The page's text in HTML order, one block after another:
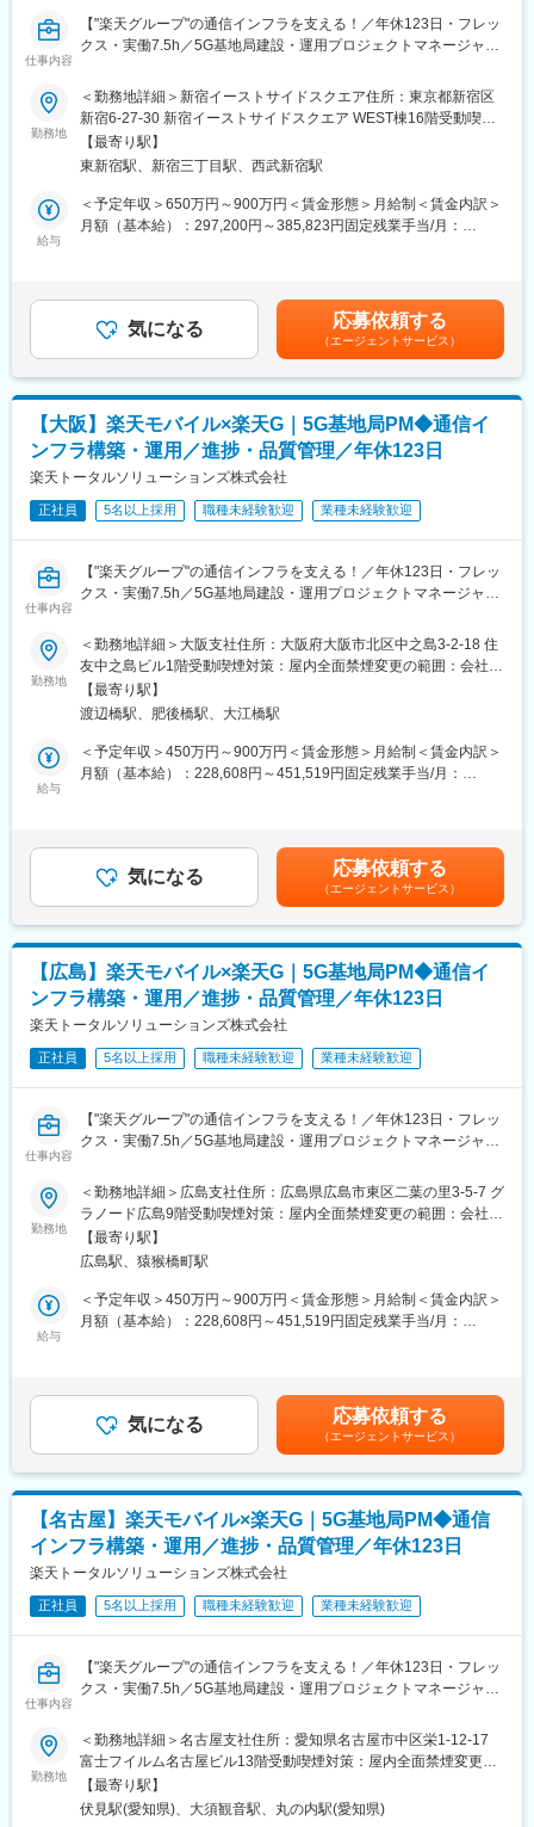
コミュニケーション重視の明るい社風も魅力です。
◇最先端技術に携われる：5G・次世代インフラ構築など、国内で
も希少な大規模プロジェクトを経験可能
の「つながる」を支える重要インフラに貢献
◇キャリアアップ環境：急成長フェーズの楽天モバイルを支える
中核部署で、PMとしてスキル強化が可能
◇柔軟な働き方：年休123日、フレックス制度、実働7.5時間でワ
■採用背景：
■当社について：
当社は2023年2月に設立された楽天グループ100％出資の新会社
で、グループ内外の事業に対し、戦略立案から業務実行、運営、
DX支援までを一手に担う、シェアードサービス＆コンサルティン
グ企業です。
楽天モバイルをはじめとした複数の事業を最前線で支えていま
す。
変更の範囲：会社の定める業務
仕事内容
【"楽天グループ"の通信インフラを支える！／年休123日・フレッ
クス・実働7.5h／5G基地局建設・運用プロジェクトマネージャー
楽天モバイルは楽天グループの新規事業として通信業界に参入
し、2025年12月時点で契約数1000万回線を突破。革新的な通信
サービスを適正価格で提供し、日本の通信インフラに変革をもた
らしています。
その成長を支えるのが、楽天トータルソリューションズ（RTS）
の基地局事業部。「基地局を建てる」だけでなく、未来の通信体
験をデザインし社会へ貢献することをミッションとしています。
担当し、日本全国の通信インフラ構築を推進いただきます。
■具体的には：
・プロジェクト課題の早期発見・解決、プロセス改善
・関連ドキュメントのレビュー、品質向上に向けた業務改善
・稼働中基地局の運用・保守サポート
■このポジションの魅力：
も希少な大規模プロジェクトを経験可能
◇社会貢献性の高い仕事：生活・ビジネス・災害対策など、全国
◇キャリアアップ環境：急成長フェーズの楽天モバイルを支える
中核部署で、PMとしてスキル強化が可能
◇柔軟な働き方：年休123日、フレックス制度、実働7.5時間でワ
ークライフバランスも両立
■採用背景：
全国規模での通信カバレッジ拡大とネットワーク品質向上を加速
当社は2023年2月に設立された楽天グループ100％出資の新会社
で、グループ内外の事業に対し、戦略立案から業務実行、運営、
DX支援までを一手に担う、シェアードサービス＆コンサルティン
グ企業です。
楽天モバイルをはじめとした複数の事業を最前線で支えていま
す。
変更の範囲：会社の定める業務
勤務地
＜勤務地詳細＞新宿イーストサイドスクエア住所：東京都新宿区
新宿6-27-30 新宿イーストサイドスクエア WEST棟16階受動喫煙
対策：屋内喫煙可能場所あり変更の範囲：会社の定める事業所
【最寄り駅】
東新宿駅、新宿三丁目駅、西武新宿駅
給与
＜予定年収＞650万円～900万円＜賃金形態＞月給制＜賃金内訳＞
月額（基本給）：297,200円～385,823円固定残業手当/月：
想定年収は目安であり、ご経験・スキルに応じて上下する可能性
があります。賃金はあくまでも目安の金額であり、選考を通じて
上下する可能性があります。月給(月額)は固定手当を含めた表記で
す。
気になる 応募依頼する
（エージェントサービス）
【大阪】楽天モバイル×楽天G｜5G基地局PM◆通信イ
ンフラ構築・運用／進捗・品質管理／年休123日
楽天トータルソリューションズ株式会社
正社員 5名以上採用 職種未経験歓迎 業種未経験歓迎
仕事内容
【"楽天グループ"の通信インフラを支える！／年休123日・フレッ
クス・実働7.5h／5G基地局建設・運用プロジェクトマネージャー
楽天モバイルは楽天グループの新規事業として通信業界に参入
し、2025年12月時点で契約数1000万回線を突破。革新的な通信
サービスを適正価格で提供し、日本の通信インフラに変革をもた
らしています。
その成長を支えるのが、楽天トータルソリューションズの基地局
事業部。「基地局を建てる」だけでなく、未来の通信体験をデザ
インし社会へ貢献することをミッションとしています。
担当し、日本全国の通信インフラ構築を推進いただきます。
■具体的には：
・課題の早期発見・解決、プロジェクトの品質向上
・ドキュメント精査・プロセス改善
・稼働中基地局の運用・保守サポート
されます。
◇最先端技術に携われる：5G・次世代インフラ構築など、国内で
も希少な大規模プロジェクトを経験可能
の「つながる」を支える重要インフラに貢献
◇キャリアアップ環境：急成長フェーズの楽天モバイルを支える
中核部署で、PMとしてスキル強化が可能
◇柔軟な働き方：年休123日、フレックス制度、実働7.5時間でワ
■採用背景：
■当社について：
当社は2023年2月に設立された楽天グループ100％出資の新会社
で、グループ内外の事業に対し、戦略立案から業務実行、運営、
DX支援までを一手に担う、シェアードサービス＆コンサルティン
グ企業です。
楽天モバイルをはじめとした複数の事業を最前線で支えていま
す。
変更の範囲：会社の定める業務
勤務地
＜勤務地詳細＞大阪支社住所：大阪府大阪市北区中之島3-2-18 住
友中之島ビル1階受動喫煙対策：屋内全面禁煙変更の範囲：会社の
定める事業所
【最寄り駅】
渡辺橋駅、肥後橋駅、大江橋駅
給与
＜予定年収＞450万円～900万円＜賃金形態＞月給制＜賃金内訳＞
月額（基本給）：228,608円～451,519円固定残業手当/月：
想定年収は目安であり、経験者に関しては現職給与等も考慮の上
で決定します。■昇給…年2回 (1月・7月)■賞与…年2回 (6月・12
月)賃金はあくまでも目安の金額であり、選考を通じて上下する可
能性があります。月給(月額)は固定手当を含めた表記です。
気になる 応募依頼する
（エージェントサービス）
【広島】楽天モバイル×楽天G｜5G基地局PM◆通信イ
ンフラ構築・運用／進捗・品質管理／年休123日
楽天トータルソリューションズ株式会社
正社員 5名以上採用 職種未経験歓迎 業種未経験歓迎
仕事内容
【"楽天グループ"の通信インフラを支える！／年休123日・フレッ
クス・実働7.5h／5G基地局建設・運用プロジェクトマネージャー
楽天モバイルは楽天グループの新規事業として通信業界に参入
し、2025年12月時点で契約数1000万回線を突破。革新的な通信
サービスを適正価格で提供し、日本の通信インフラに変革をもた
らしています。
その成長を支えるのが、楽天トータルソリューションズの基地局
事業部。「基地局を建てる」だけでなく、未来の通信体験をデザ
インし社会へ貢献することをミッションとしています。
楽天モバイルの基地局事業におけるプロジェクトマネジメントを
担当し、日本全国の通信インフラ構築を推進いただきます。
・他キャリア・社内・海外エンジニアとの調整
・課題の早期発見・解決、プロジェクトの品質向上
・ドキュメント精査・プロセス改善
※入社後はスキル・経験に合わせて最適なプロジェクトへアサイン
されます。
■このポジションの魅力：
◇最先端技術に携われる：5G・次世代インフラ構築など、国内で
◇社会貢献性の高い仕事：生活・ビジネス・災害対策など、全国
の「つながる」を支える重要インフラに貢献
◇キャリアアップ環境：急成長フェーズの楽天モバイルを支える
中核部署で、PMとしてスキル強化が可能
勤務地
＜勤務地詳細＞広島支社住所：広島県広島市東区二葉の里3-5-7 グ
ラノード広島9階受動喫煙対策：屋内全面禁煙変更の範囲：会社の
定める事業所
【最寄り駅】
広島駅、猿猴橋町駅
給与
＜予定年収＞450万円～900万円＜賃金形態＞月給制＜賃金内訳＞
月額（基本給）：228,608円～451,519円固定残業手当/月：
想定年収は目安であり、経験者に関しては現職給与等も考慮の上
で決定します。■昇給…年2回 (1月・7月)■賞与…年2回 (6月・12
月)賃金はあくまでも目安の金額であり、選考を通じて上下する可
能性があります。月給(月額)は固定手当を含めた表記です。
気になる 応募依頼する
（エージェントサービス）
【名古屋】楽天モバイル×楽天G｜5G基地局PM◆通信
インフラ構築・運用／進捗・品質管理／年休123日
楽天トータルソリューションズ株式会社
正社員 5名以上採用 職種未経験歓迎 業種未経験歓迎
仕事内容
【"楽天グループ"の通信インフラを支える！／年休123日・フレッ
クス・実働7.5h／5G基地局建設・運用プロジェクトマネージャー
楽天モバイルは楽天グループの新規事業として通信業界に参入
し、2025年12月時点で契約数1000万回線を突破。革新的な通信
サービスを適正価格で提供し、日本の通信インフラに変革をもた
らしています。
その成長を支えるのが、楽天トータルソリューションズの基地局
勤務地
＜勤務地詳細＞名古屋支社住所：愛知県名古屋市中区栄1-12-17
富士フイルム名古屋ビル13階受動喫煙対策：屋内全面禁煙変更の
範囲：会社の定める事業所
【最寄り駅】
伏見駅(愛知県)、大須観音駅、丸の内駅(愛知県)